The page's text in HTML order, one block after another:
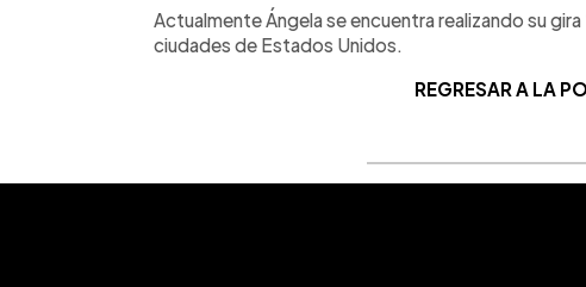
Actualmente Ángela se encuentra realizando su
ciudades de Estados Unidos.
REGRESAR A LA